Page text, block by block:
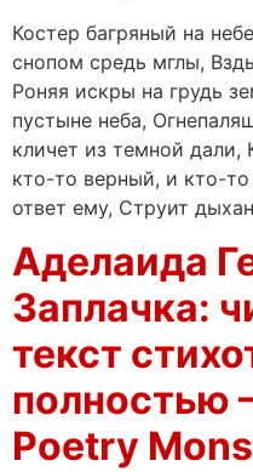
Костер багряный на
снопом средь мглы,
Роняя искры на грудь
пустыне неба,
кличет из темной дали,
кто-то верный, и кто-
ответ ему, Струит
Аделаида
Заплачка:
текст
полностью
Poetry